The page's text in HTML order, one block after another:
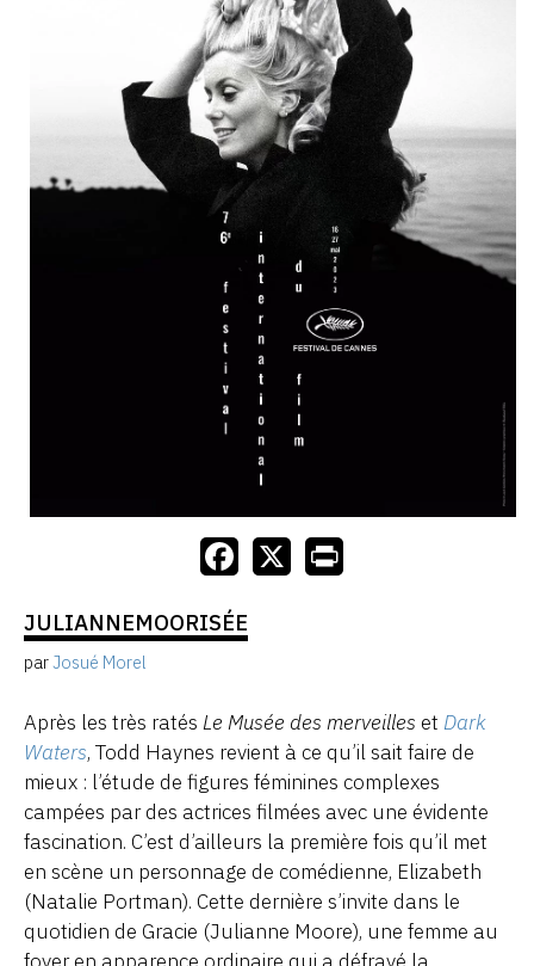
JULIANNEMOORISÉE
parJosué Morel
Après les très ratés Le Musée des merveilles et Dark
Waters, Todd Haynes revient à ce qu’il sait faire de
mieux : l’étude de figures féminines complexes
campées par des actrices filmées avec une évidente
fascination. C’est d’ailleurs la première fois qu’il met
en scène un personnage de comédienne, Elizabeth
(Natalie Portman). Cette dernière s’invite dans le
quotidien de Gracie (Julianne Moore), une femme au